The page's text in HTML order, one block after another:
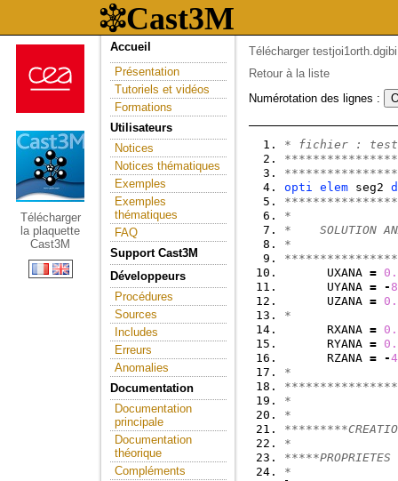
Télécharger
la plaquette
Cast3M
Accueil
Présentation
Tutoriels et vidéos
Formations
Utilisateurs
Notices
Notices thématiques
Exemples
Exemples
thématiques
FAQ
Support Cast3M
Développeurs
Procédures
Sources
Includes
Erreurs
Anomalies
Documentation
Documentation
principale
Documentation
théorique
Compléments
Télécharger testjoi1orth.dgibi
Retour à la liste
Numérotation des lignes :
* fichier :
opti elem seg2
*
*    SOLUTION
*
      UXANA
=
      UYANA
= -
      UZANA
=
*
      RXANA
=
      RYANA
=
      RZANA
= -
*
*
*
*
*****PROPRIETES
*